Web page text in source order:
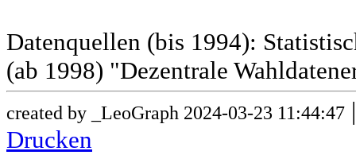
Datenquellen (bis 1994):
(ab 1998) "Dezentrale
created by _LeoGraph 2024-03-23 11:44:47
Drucken